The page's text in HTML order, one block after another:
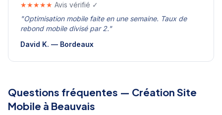
★★★★★ Avis vérifié ✓
"Optimisation mobile faite en une semaine. Taux de
rebond mobile divisé par 2."
David K. — Bordeaux
Questions fréquentes — Création Site
Mobile à Beauvais